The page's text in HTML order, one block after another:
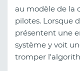
au modèle de la
pilotes. Lorsque
présentent une
système y voit
tromper